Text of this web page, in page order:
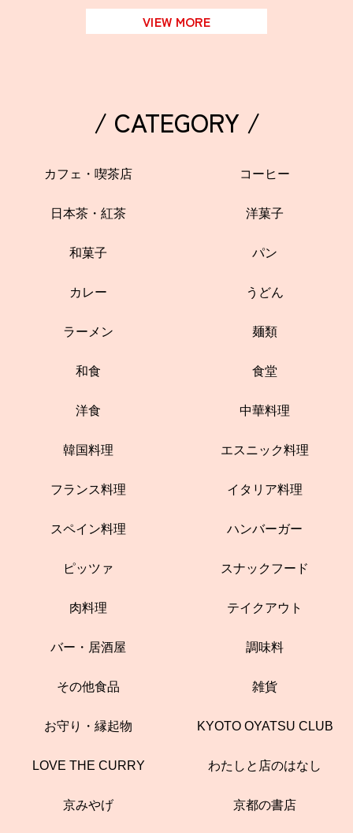
VIEW MORE
/ CATEGORY /
カフェ・喫茶店 コーヒー
日本茶・紅茶 洋菓子
和菓子 パン
カレー うどん
ラーメン 麺類
和食 食堂
洋食 中華料理
韓国料理 エスニック料理
フランス料理 イタリア料理
スペイン料理 ハンバーガー
ピッツァ スナックフード
肉料理 テイクアウト
バー・居酒屋 調味料
その他食品 雑貨
お守り・縁起物 KYOTO OYATSU CLUB
LOVE THE CURRY わたしと店のはなし
京みやげ 京都の書店